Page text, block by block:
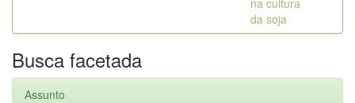
na cultura
da soja
Busca facetada
Assunto